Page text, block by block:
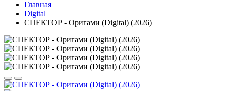
Главная
Digital
СПЕКТОР - Оригами (Digital) (2026)